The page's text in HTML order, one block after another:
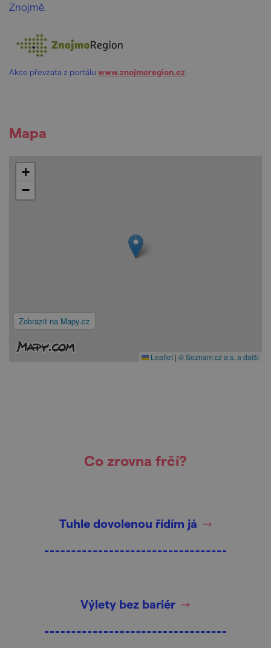
Znojmě.
Akce převzata z portálu www.znojmoregion.cz
Mapa
Zobrazit na Mapy.cz
+
−
Leaflet | © Seznam.cz a.s. a další
Co zrovna frčí?
Tuhle dovolenou řídím já
Výlety bez bariér